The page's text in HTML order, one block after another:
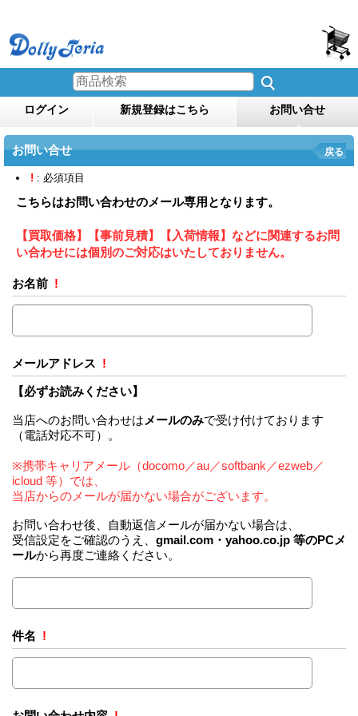
ログイン 新規登録はこちら お問い合せ
お問い合せ 戻る
! : 必須項目
こちらはお問い合わせのメール専用となります。
【買取価格】【事前見積】【入荷情報】などに関連するお問
い合わせには個別のご対応はいたしておりません。
お名前 !
メールアドレス !
【必ずお読みください】
当店へのお問い合わせは メールのみで受け付けております
（電話対応不可）。
※携帯キャリアメール（docomo／au／softbank／ezweb／
icloud 等）では、
当店からのメールが届かない場合がございます。
お問い合わせ後、自動返信メールが届かない場合は、
受信設定をご確認のうえ、 gmail.com・yahoo.co.jp 等のPCメ
ールから再度ご連絡ください。
件名 !